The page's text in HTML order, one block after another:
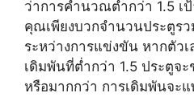
ว่าการคำนวณต่ำกว่า 1.5 เ
คุณเพียงบวกจำนวนประตูร
ระหว่างการแข่งขัน หากตัว
เดิมพันที่ต่ำกว่า 1.5 ประตูจ
หรือมากกว่า การเดิมพันจะแ